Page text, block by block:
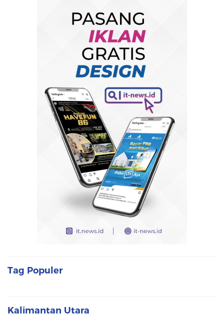
Tag Populer
Kalimantan Utara